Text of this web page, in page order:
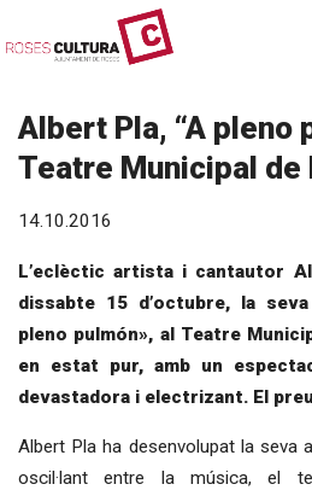
Albert Pla, “A pleno
Teatre Municipal de
14.10.2016
L’eclèctic artista i cantautor
dissabte 15 d’octubre, la
pleno pulmón», al Teatre
en estat pur, amb un
devastadora i electrizant. El
Albert Pla ha desenvolupat la seva
oscil·lant entre la música, el